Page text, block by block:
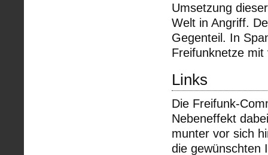
Umsetzung
Welt in Angriff.
Gegenteil. In
Freifunknetze mit
Links
Die Freifunk-
Nebeneffekt
munter vor sich
die gewünschten